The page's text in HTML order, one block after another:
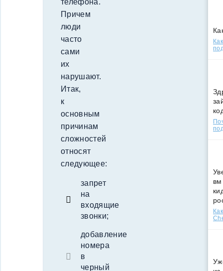
телефона.
Причем
люди
часто
сами
их
нарушают.
Итак,
к
основным
причинам
сложностей
относят
следующее:
запрет
на
входящие
звонки;
добавление
номера
в
черный
вм